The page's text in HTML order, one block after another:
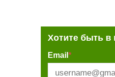
Хотите быть в
Email *